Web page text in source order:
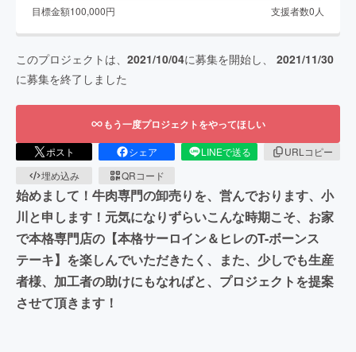
目標金額100,000円 支援者数0 人
このプロジェクトは、 2021/10/04に募集を開始し、 2021/11/30
に募集を終了しました
もう一度プロジェクトをやってほしい
ポスト シェア LINEで送る
URLコピー
埋め込み
QRコード
始めまして！牛肉専門の卸売りを、営んでおります、小
川と申します！元気になりずらいこんな時期こそ、お家
で本格専門店の【本格サーロイン＆ヒレのT-ボーンス
テーキ】を楽しんでいただきたく、また、少しでも生産
者様、加工者の助けにもなればと、プロジェクトを提案
させて頂きます！